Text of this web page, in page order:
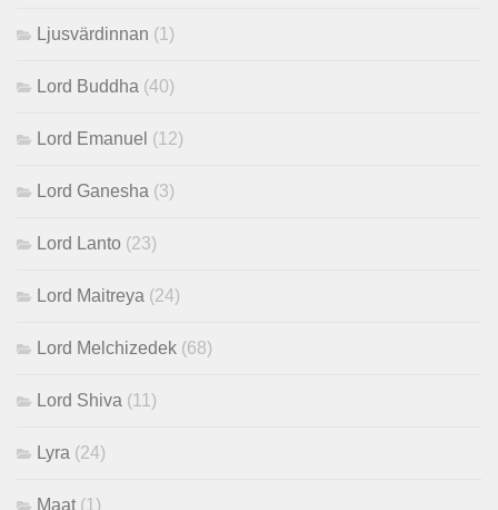
Ljusvärdinnan (1)
Lord Buddha (40)
Lord Emanuel (12)
Lord Ganesha (3)
Lord Lanto (23)
Lord Maitreya (24)
Lord Melchizedek (68)
Lord Shiva (11)
Lyra (24)
Maat (1)